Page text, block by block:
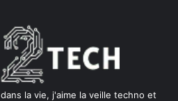
dans la vie, j'aime la veille techno et